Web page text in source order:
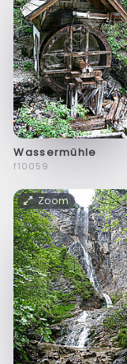
Wassermühle
f10059
Zoom